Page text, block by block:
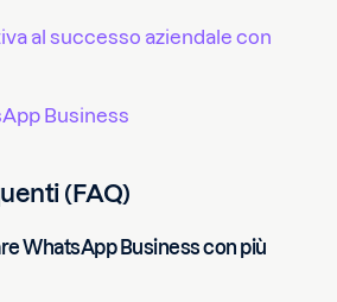
al successo aziendale con
Business
(FAQ)
WhatsApp Business con più